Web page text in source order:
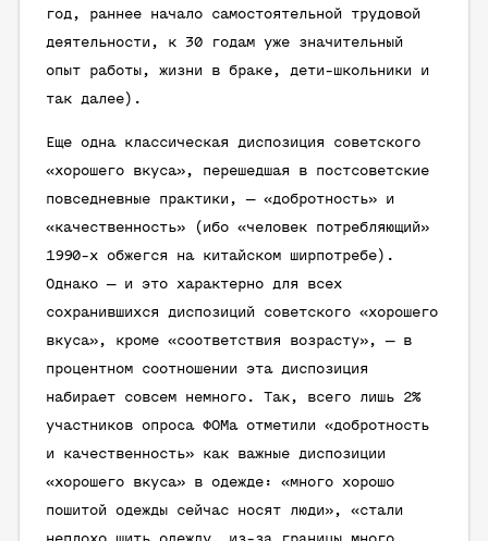
год, раннее начало самостоятельной трудовой
деятельности, к 30 годам уже значительный
опыт работы, жизни в браке, дети-школьники и
так далее).
Еще одна классическая диспозиция советского
«хорошего вкуса», перешедшая в постсоветские
повседневные практики, — «добротность» и
«качественность» (ибо «человек потребляющий»
1990-х обжегся на китайском ширпотребе).
Однако — и это характерно для всех
сохранившихся диспозиций советского «хорошего
вкуса», кроме «соответствия возрасту», — в
процентном соотношении эта диспозиция
набирает совсем немного. Так, всего лишь 2%
участников опроса ФОМа отметили «добротность
и качественность» как важные диспозиции
«хорошего вкуса» в одежде: «много хорошо
пошитой одежды сейчас носят люди», «стали